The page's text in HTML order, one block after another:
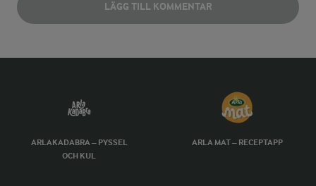
LÄGG TILL KOMMENTAR
ARLAKADABRA – PYSSEL
OCH KUL
ARLA MAT – RECEPTAPP